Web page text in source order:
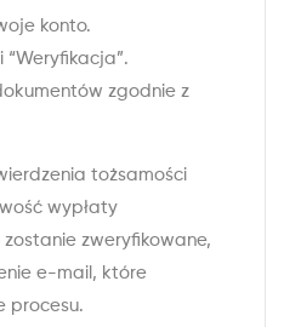
konto.
“Weryfikacja”.
zgodnie z
tożsamości
wypłaty
zweryfikowane,
e-mail, które
procesu.